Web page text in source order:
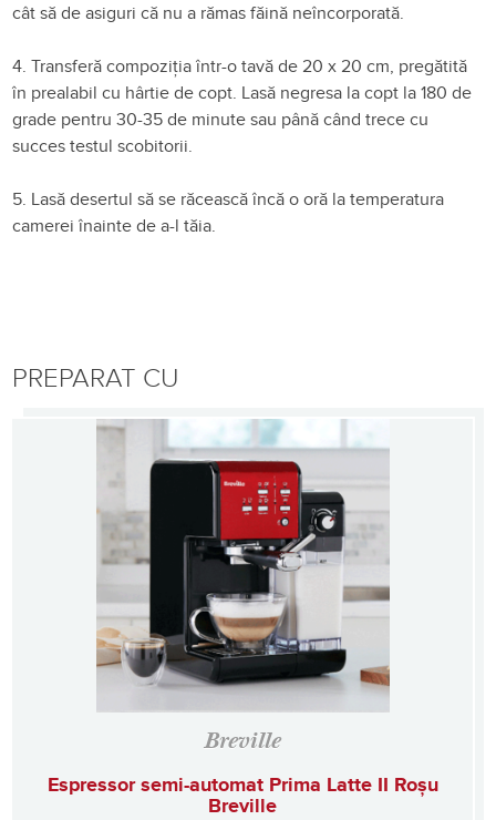
cât să de asiguri că nu a rămas făină neîncorporată.
4. Transferă compoziția într-o tavă de 20 x 20 cm, pregătită
în prealabil cu hârtie de copt. Lasă negresa la copt la 180 de
grade pentru 30-35 de minute sau până când trece cu
succes testul scobitorii.
5. Lasă desertul să se răcească încă o oră la temperatura
camerei înainte de a-l tăia.
PREPARAT CU
Breville
Espressor semi-automat Prima Latte II Roșu
Breville